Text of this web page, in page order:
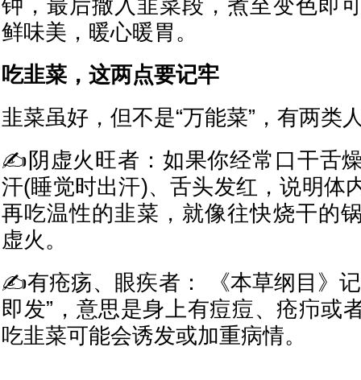
钟，最后撒入韭菜段，煮至变色即
鲜味美，暖心暖胃。
吃韭菜，这两点要记牢
韭菜虽好，但不是“万能菜”，有两类
✍阴虚火旺者：如果你经常口干舌
汗(睡觉时出汗)、舌头发红，说明体
再吃温性的韭菜，就像往快烧干的
虚火。
✍有疮疡、眼疾者： 《本草纲目》
即发”，意思是身上有痘痘、疮疖或
吃韭菜可能会诱发或加重病情。